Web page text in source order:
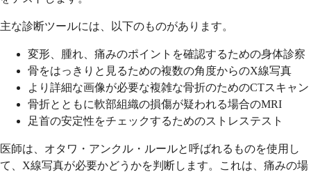
主な診断ツールには、以下のものがあります。
変形、腫れ、痛みのポイントを確認するための身体診察
骨をはっきりと見るための複数の角度からのX線写真
より詳細な画像が必要な複雑な骨折のためのCTスキャン
骨折とともに軟部組織の損傷が疑われる場合のMRI
足首の安定性をチェックするためのストレステスト
医師は、オタワ・アンクル・ルールと呼ばれるものを使用し
て、X線写真が必要かどうかを判断します。これは、痛みの場